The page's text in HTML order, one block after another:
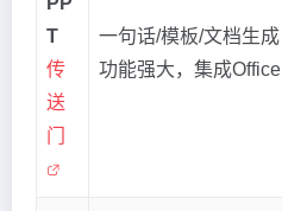
T
传
送
门
一句话/模板/文档生成
功能强大，集成Office